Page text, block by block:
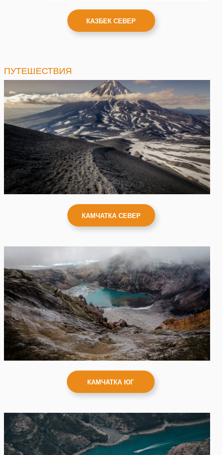
КАЗБЕК СЕВЕР
КАМЧАТКА ЮГ
КАМЧАТКА СЕВЕР
ПУТЕШЕСТВИЯ